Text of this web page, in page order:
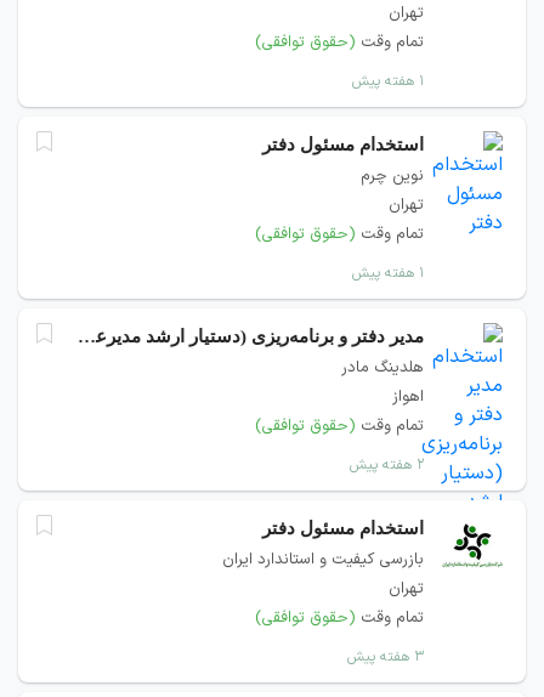
تهران
تمام وقت (حقوق توافقی)
۱ هفته پیش
استخدام مسئول دفتر
نوین چرم
تهران
تمام وقت (حقوق توافقی)
۱ هفته پیش
مدیر دفتر و برنامه‌ریزی (دستیار ارشد مدیرعامل)
هلدینگ مادر
اهواز
تمام وقت (حقوق توافقی)
۲ هفته پیش
استخدام مسئول دفتر
بازرسی کیفیت و استاندارد ایران
تهران
تمام وقت (حقوق توافقی)
۳ هفته پیش